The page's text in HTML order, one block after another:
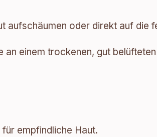
aufschäumen oder direkt auf die
an einem trockenen, gut
empfindliche Haut.